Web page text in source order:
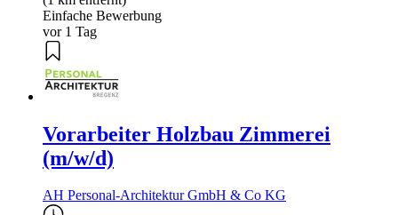
Einfache Bewerbung
vor 1 Tag
Vorarbeiter Holzbau Zimmerei
(m/w/d)
AH Personal-Architektur GmbH & Co KG